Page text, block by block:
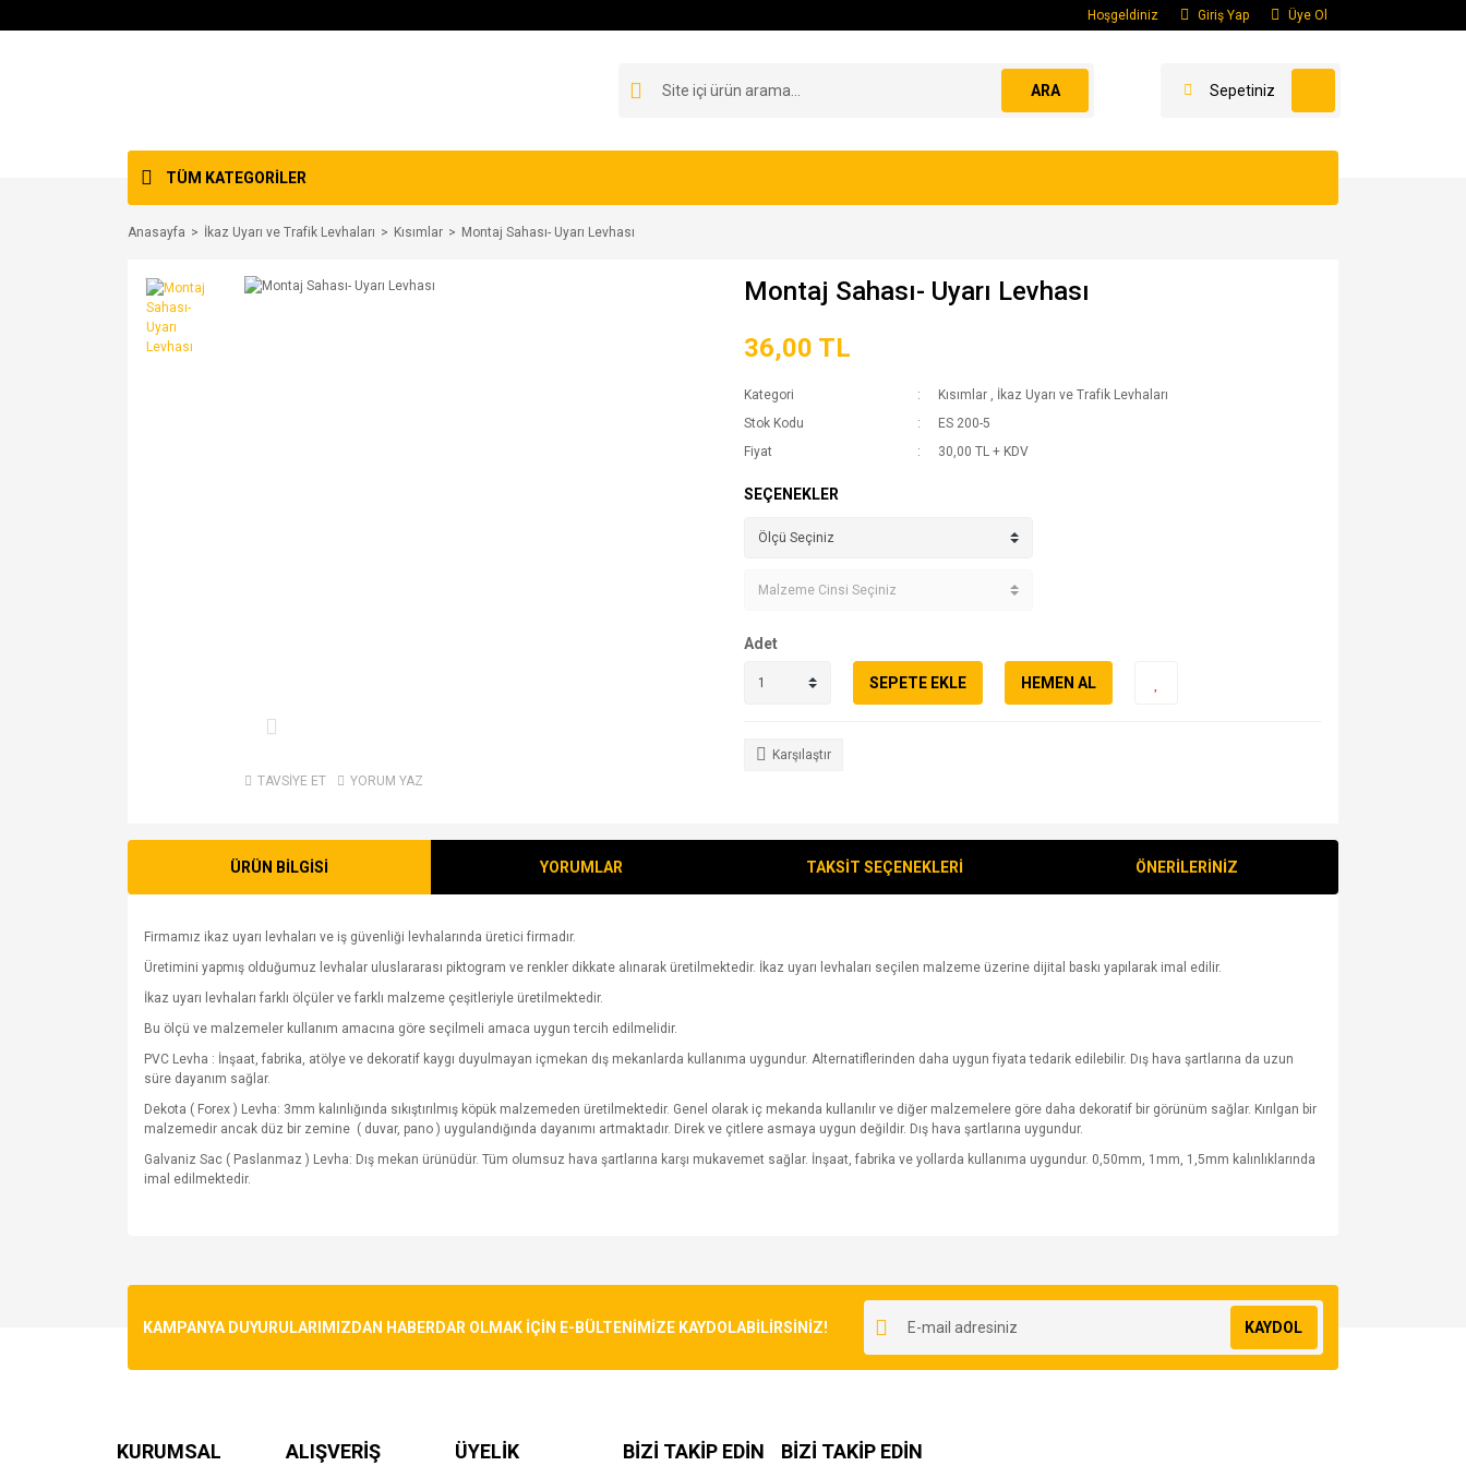
Hoşgeldiniz Giriş Yap Üye Ol
ARA Sepetiniz
TÜM KATEGORİLER
Anasayfa İkaz Uyarı ve Trafik Levhaları Kısımlar Montaj Sahası- Uyarı Levhası
TAVSİYE ET YORUM YAZ
Montaj Sahası- Uyarı Levhası
36,00 TL
Kategori Kısımlar , İkaz Uyarı ve Trafik Levhaları
Stok Kodu
ES 200-5
Fiyat
30,00 TL + KDV
SEÇENEKLER
Adet
SEPETE EKLE HEMEN AL
Karşılaştır
ÜRÜN BİLGİSİ YORUMLAR TAKSİT SEÇENEKLERİ ÖNERİLERİNİZ
Firmamız ikaz uyarı levhaları ve iş güvenliği levhalarında üretici firmadır.
Üretimini yapmış olduğumuz levhalar uluslararası piktogram ve renkler dikkate alınarak üretilmektedir. İkaz uyarı levhaları seçilen malzeme üzerine dijital baskı yapılarak imal edilir.
İkaz uyarı levhaları farklı ölçüler ve farklı malzeme çeşitleriyle üretilmektedir.
Bu ölçü ve malzemeler kullanım amacına göre seçilmeli amaca uygun tercih edilmelidir.
PVC Levha : İnşaat, fabrika, atölye ve dekoratif kaygı duyulmayan içmekan dış mekanlarda kullanıma uygundur. Alternatiflerinden daha uygun fiyata tedarik edilebilir. Dış hava şartlarına da uzun
süre dayanım sağlar.
Dekota ( Forex ) Levha: 3mm kalınlığında sıkıştırılmış köpük malzemeden üretilmektedir. Genel olarak iç mekanda kullanılır ve diğer malzemelere göre daha dekoratif bir görünüm sağlar. Kırılgan bir
malzemedir ancak düz bir zemine ( duvar, pano ) uygulandığında dayanımı artmaktadır. Direk ve çitlere asmaya uygun değildir. Dış hava şartlarına uygundur.
Galvaniz Sac ( Paslanmaz ) Levha: Dış mekan ürünüdür. Tüm olumsuz hava şartlarına karşı mukavemet sağlar. İnşaat, fabrika ve yollarda kullanıma uygundur. 0,50mm, 1mm, 1,5mm kalınlıklarında
imal edilmektedir.
Ürün resmi kalitesiz, bozuk veya görüntülenemiyor.
Bu ürüne benzer farklı alternatifler olmalı.
KAMPANYA DUYURULARIMIZDAN HABERDAR OLMAK İÇİN E-BÜLTENİMİZE KAYDOLABİLİRSİNİZ! KAYDOL
KURUMSAL ALIŞVERİŞ ÜYELİK BİZİ TAKİP EDİN BİZİ TAKİP EDİN